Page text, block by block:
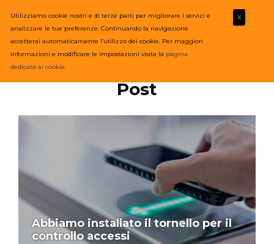
Post
Abbiamo installato il tornello per il
controllo accessi
Utilizziamo cookie nostri e di terze parti per migliorare i servizi e
analizzare le tue preferenze. Continuando la navigazione
accetterai automaticamente l’utilizzo dei cookie. Per maggiori
informazioni e modificare le impostazioni visita la pagina
dedicata ai cookie.
X